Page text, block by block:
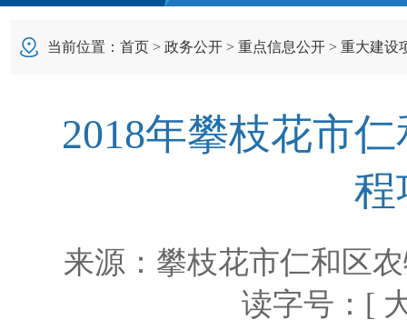
当前位置： 首页 > 政务公开 > 重点信息公开 > 重大建设
2018年攀枝花市
程
来源： 攀枝花市仁和区
读字号：[